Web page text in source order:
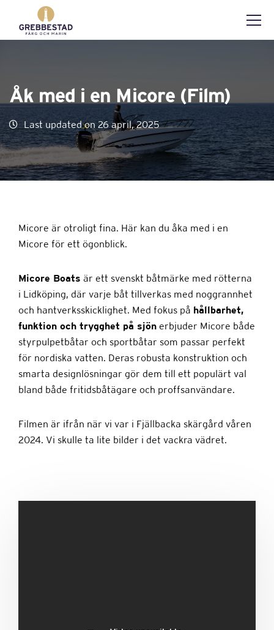
Åk med i en Micore (Film)
Last updated on 26 april, 2025
Micore är otroligt fina. Här kan du åka med i en
Micore för ett ögonblick.
Micore Boats är ett svenskt båtmärke med rötterna
i Lidköping, där varje båt tillverkas med noggrannhet
och hantverksskicklighet. Med fokus på hållbarhet,
funktion och trygghet på sjön erbjuder Micore både
styrpulpetbåtar och sportbåtar som passar perfekt
för nordiska vatten. Deras robusta konstruktion och
smarta designlösningar gör dem till ett populärt val
bland både fritidsbåtägare och proffsanvändare.
Filmen är ifrån när vi var i Fjällbacka skärgård våren
2024. Vi skulle ta lite bilder i det vackra vädret.